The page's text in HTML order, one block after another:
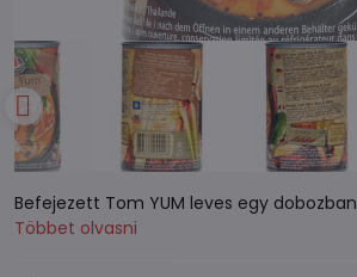
Befejezett Tom YUM leves egy dobozban
Többet olvasni